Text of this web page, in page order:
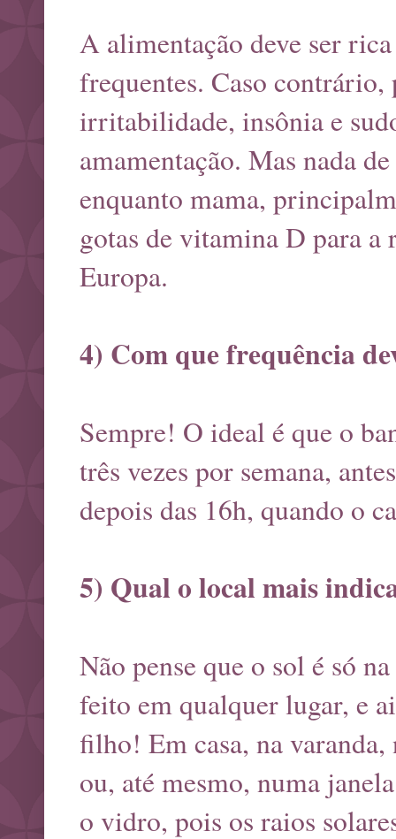
A alimentação deve ser
frequentes. Caso
irritabilidade, insônia e
amamentação. Mas nada
enquanto mama,
gotas de vitamina D para
Europa.
4) Com que frequência
Sempre! O ideal é que o
três vezes por semana,
depois das 16h, quando o
5) Qual o local mais
Não pense que o sol é só
feito em qualquer lugar, e
filho! Em casa, na
ou, até mesmo, numa
o vidro, pois os raios